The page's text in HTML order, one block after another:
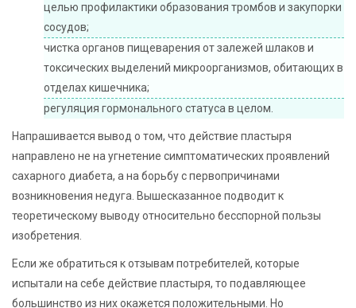
целью профилактики образования тромбов и закупорки
сосудов;
чистка органов пищеварения от залежей шлаков и
токсических выделений микроорганизмов, обитающих в
отделах кишечника;
регуляция гормонального статуса в целом.
Напрашивается вывод о том, что действие пластыря
направлено не на угнетение симптоматических проявлений
сахарного диабета, а на борьбу с первопричинами
возникновения недуга. Вышесказанное подводит к
теоретическому выводу относительно бесспорной пользы
изобретения.
Если же обратиться к отзывам потребителей, которые
испытали на себе действие пластыря, то подавляющее
большинство из них окажется положительными. Но